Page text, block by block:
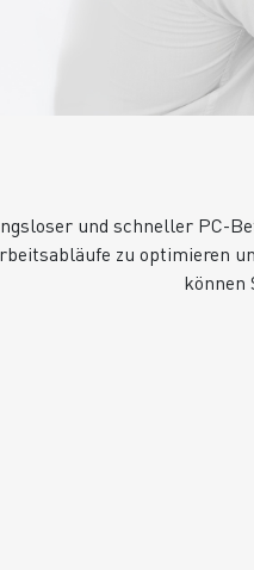
und schneller PC-
zu optimieren
können